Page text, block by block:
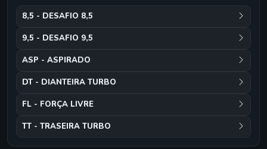
8,5 - DESAFIO 8,5
9,5 - DESAFIO 9,5
ASP - ASPIRADO
DT - DIANTEIRA TURBO
FL - FORÇA LIVRE
TT - TRASEIRA TURBO